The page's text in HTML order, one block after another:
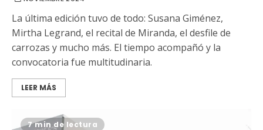
La última edición tuvo de todo: Susana Giménez,
Mirtha Legrand, el recital de Miranda, el desfile de
carrozas y mucho más. El tiempo acompañó y la
convocatoria fue multitudinaria.
LEER MÁS
7 min de lectura